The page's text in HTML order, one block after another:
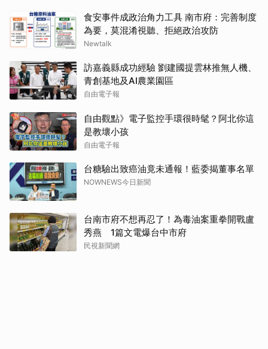
食安事件成政治角力工具 南市府：完善制度
為要，莫混淆視聽、拒絕政治攻防
Newtalk
訪嘉義縣成功經驗 劉建國提雲林推無人機、
青創基地及AI農業園區
自由電子報
自由觀點》電子監控手環很時髦？阿北你這
是教壞小孩
自由電子報
台糖驗出致癌油竟未通報！藍委揭董事名單
NOWNEWS今日新聞
台南市府不想再忍了！為毒油案重拳開戰盧
秀燕 1篇文電爆台中市府
民視新聞網